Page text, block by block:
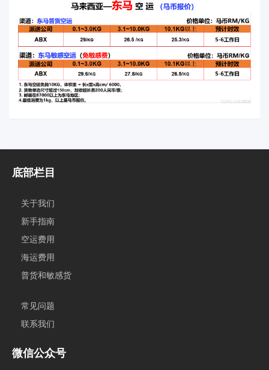
底部栏目
关于我们
新手指南
空运费用
海运费用
普货和敏感货
常见问题
联系我们
微信公众号